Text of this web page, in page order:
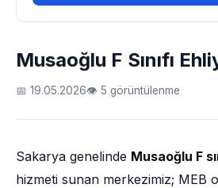
Musaoğlu F Sınıfı
📅 19.05.2026👁 5 görüntülenme
Sakarya genelinde Musaoğlu F
hizmeti sunan merkezimiz; MEB